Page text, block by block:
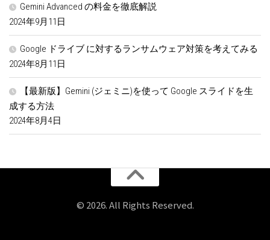
Gemini Advanced の料金を徹底解説
2024年9月11日
Google ドライブ に対するランサムウェア対策を考えてみる
2024年8月11日
【最新版】Gemini (ジェミニ)を使って Google スライドを生
成する方法
2024年8月4日
© 2026. All Rights Reserved.